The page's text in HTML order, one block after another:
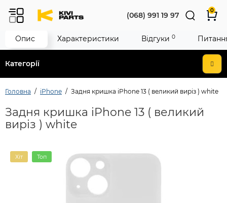
Категорії
(068) 991 19 97
0
Головна iPhone Задня кришка iPhone 13 ( великий виріз ) white
Задня кришка iPhone 13 ( великий
виріз ) white
Хіт Топ
Опис Характеристики Відгуки 0